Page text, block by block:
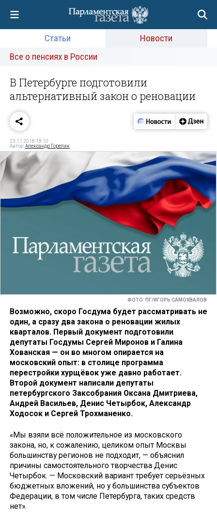
Статьи
Новости
Все о пенсиях в России
В Петербурге подготовили
альтернативный закон о реновации
23.11.2018 18:10
Автор:Александр Горелик
ФОТО: ПГ/ИГОРЬ САМОХВАЛОВ
Возможно, скоро Госдума будет рассматривать не
один, а сразу два закона о реновации жилых
кварталов. Первый документ подготовили
депутаты Госдумы Сергей Миронов и Галина
Хованская — он во многом опирается на
московский опыт: в столице программа
перестройки хурщёвок уже давно работает.
Второй документ написали депутаты
петербургского Заксобрания Оксана Дмитриева,
Андрей Васильев, Денис Четырбок, Александр
Ходосок и Сергей Трохманенко.
«Мы взяли всё положительное из московского
закона, но, к сожалению, целиком опыт Москвы
большинству регионов не подходит, — объяснил
причины самостоятельного творчества Денис
Четырбок. — Московский вариант требует серьёзных
бюджетных вложений, но у большинства субъектов
Федерации, в том числе Петербурга, таких средств
нет».